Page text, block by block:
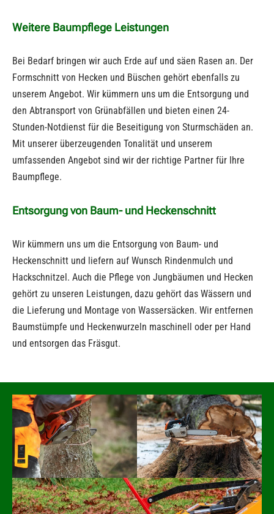
Weitere Baumpflege Leistungen
Bei Bedarf bringen wir auch Erde auf und säen Rasen an. Der
Formschnitt von Hecken und Büschen gehört ebenfalls zu
unserem Angebot. Wir kümmern uns um die Entsorgung und
den Abtransport von Grünabfällen und bieten einen 24-
Stunden-Notdienst für die Beseitigung von Sturmschäden an.
Mit unserer überzeugenden Tonalität und unserem
umfassenden Angebot sind wir der richtige Partner für Ihre
Baumpflege.
Entsorgung von Baum- und Heckenschnitt
Wir kümmern uns um die Entsorgung von Baum- und
Heckenschnitt und liefern auf Wunsch Rindenmulch und
Hackschnitzel. Auch die Pflege von Jungbäumen und Hecken
gehört zu unseren Leistungen, dazu gehört das Wässern und
die Lieferung und Montage von Wassersäcken. Wir entfernen
Baumstümpfe und Heckenwurzeln maschinell oder per Hand
und entsorgen das Fräsgut.